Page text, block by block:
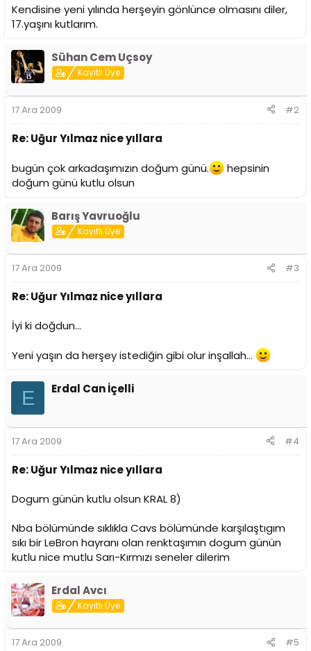
Kendisine yeni yılında herşeyin gönlünce olmasını diler,
17.yaşını kutlarım.
Sühan Cem Uçsoy
Kayıtlı Üye
17 Ara 2009 #2
Re: Uğur Yılmaz nice yıllara
bugün çok arkadaşımızın doğum günü.
hepsinin
doğum günü kutlu olsun
Barış Yavruoğlu
Kayıtlı Üye
17 Ara 2009 #3
Re: Uğur Yılmaz nice yıllara
İyi ki doğdun...
Yeni yaşın da herşey istediğin gibi olur inşallah...
E Erdal Can İçelli
17 Ara 2009 #4
Re: Uğur Yılmaz nice yıllara
Dogum günün kutlu olsun KRAL 8)
Nba bölümünde sıklıkla Cavs bölümünde karşılaştıgım
sıkı bir LeBron hayranı olan renktaşımın dogum günün
kutlu nice mutlu Sarı-Kırmızı seneler dilerim
Erdal Avcı
Kayıtlı Üye
17 Ara 2009 #5